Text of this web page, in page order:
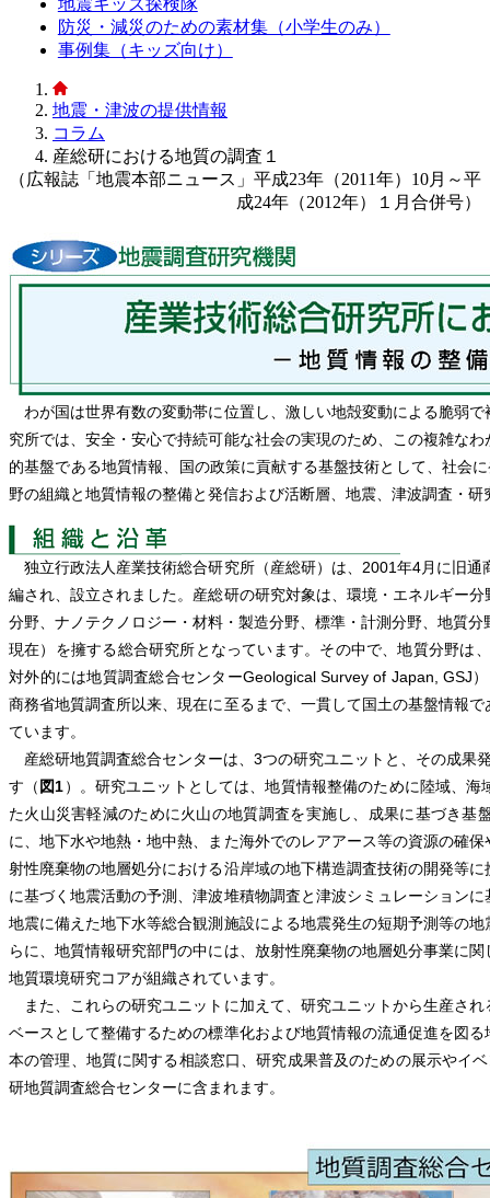
地震キッズ探検隊
防災・減災のための素材集（小学生のみ）
事例集（キッズ向け）
地震・津波の提供情報
コラム
産総研における地質の調査１
（広報誌「地震本部ニュース」平成23年（2011年）10月～平
成24年（2012年）１月合併号）
わが国は世界有数の変動帯に位置し、激しい地殻変動による脆弱
究所では、安全・安心で持続可能な社会の実現のため、この複雑な
的基盤である地質情報、国の政策に貢献する基盤技術として、社会
野の組織と地質情報の整備と発信および活断層、地震、津波調査・
独立行政法人産業技術総合研究所（産総研）は、2001年4月に旧
編され、設立されました。産総研の研究対象は、環境・エネルギー
分野、ナノテクノロジー・材料・製造分野、標準・計測分野、地質
現在）を擁する総合研究所となっています。その中で、地質分野は
対外的には地質調査総合センターGeological Survey of Japan, GSJ
商務省地質調査所以来、現在に至るまで、一貫して国土の基盤情報
ています。
産総研地質調査総合センターは、3つの研究ユニットと、その成果
す（ 図1）。研究ユニットとしては、地質情報整備のために陸域、
た火山災害軽減のために火山の地質調査を実施し、成果に基づき
に、地下水や地熱・地中熱、また海外でのレアアース等の資源の確
射性廃棄物の地層処分における沿岸域の地下構造調査技術の開発等
に基づく地震活動の予測、津波堆積物調査と津波シミュレーション
地震に備えた地下水等総合観測施設による地震発生の短期予測等の
らに、地質情報研究部門の中には、放射性廃棄物の地層処分事業に
地質環境研究コアが組織されています。
また、これらの研究ユニットに加えて、研究ユニットから生産さ
ベースとして整備するための標準化および地質情報の流通促進を図
本の管理、地質に関する相談窓口、研究成果普及のための展示やイ
研地質調査総合センターに含まれます。